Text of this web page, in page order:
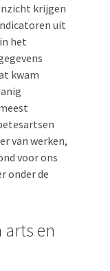
krijgen
uit
het
kwam
van werken,
voor ons
onder de
arts en